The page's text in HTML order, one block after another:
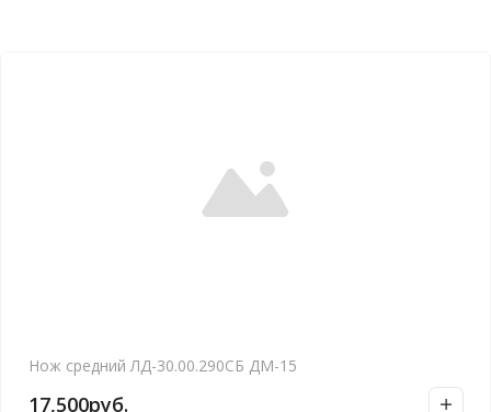
Нож средний ЛД-30.00.290СБ ДМ-15
17,500руб.